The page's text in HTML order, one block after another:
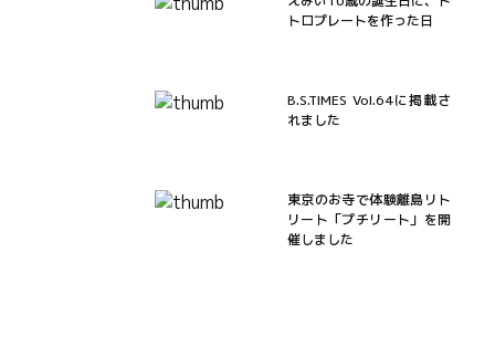
トロプレートを作った日
B.S.TIMES Vol.64に掲載さ
れました
東京のお寺で体験離島リト
リート「プチリート」を開
催しました